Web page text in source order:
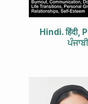
Hindi. हिंदी,
ਪੰਜਾਬੀ